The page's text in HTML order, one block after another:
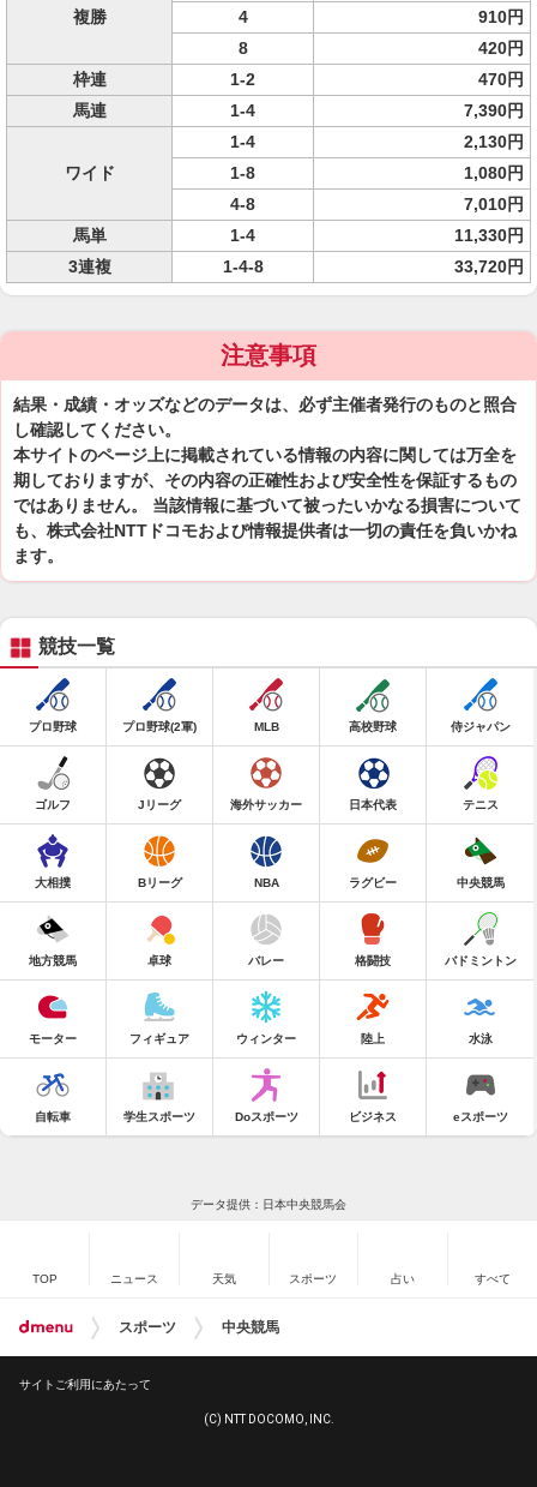
複勝
4
910円
8
420円
枠連
1-2
470円
馬連
1-4 7,390円
ワイド
1-4
2,130円
1-8
1,080円
4-8
7,010円
馬単
1-4
11,330円
3連複
1-4-8 33,720円
注意事項
結果・成績・オッズなどのデータは、必ず主催者発行のものと照合
し確認してください。
本サイトのページ上に掲載されている情報の内容に関しては万全を
期しておりますが、その内容の正確性および安全性を保証するもの
ではありません。 当該情報に基づいて被ったいかなる損害について
も、株式会社NTTドコモおよび情報提供者は一切の責任を負いかね
ます。
競技一覧
プロ野球 プロ野球(2軍) MLB 高校野球 侍ジャパン
ゴルフ Jリーグ 海外サッカー 日本代表 テニス
大相撲 Bリーグ NBA ラグビー 中央競馬
地方競馬 卓球 バレー 格闘技 バドミントン
モーター フィギュア ウィンター 陸上 水泳
自転車 学生スポーツ Doスポーツ ビジネス eスポーツ
データ提供：日本中央競馬会
TOP ニュース 天気 スポーツ 占い すべて
スポーツ 中央競馬
サイトご利用にあたって
(C) NTT DOCOMO, INC.